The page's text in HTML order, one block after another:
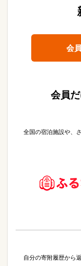
会
会員
全国の宿泊施設や、
自分の寄附履歴から